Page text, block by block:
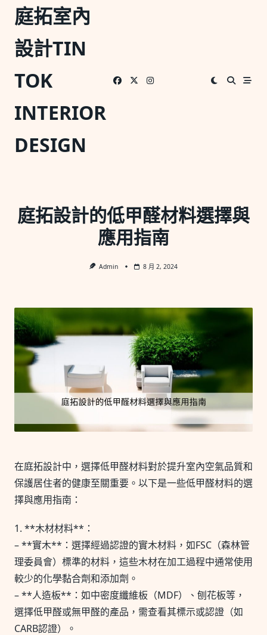
Skip
content
庭拓室內
設計TIN
TOK
INTERIOR
DESIGN
庭拓設計的低甲醛材料選擇與
應用指南
Admin 8 月 2, 2024
在庭拓設計中，選擇低甲醛材料對於提升室內空氣品質和
保護居住者的健康至關重要。以下是一些低甲醛材料的選
擇與應用指南：
1. **木材材料**：
– **實木**：選擇經過認證的實木材料，如FSC（森林管
理委員會）標準的材料，這些木材在加工過程中通常使用
較少的化學黏合劑和添加劑。
– **人造板**：如中密度纖維板（MDF）、刨花板等，
選擇低甲醛或無甲醛的產品，需查看其標示或認證（如
CARB認證）。